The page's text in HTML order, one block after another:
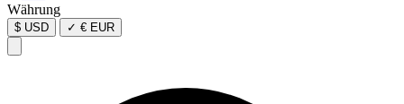
Währung
$ USD ✓ € EUR